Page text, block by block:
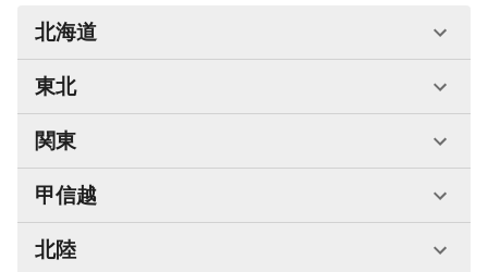
北海道
東北
関東
甲信越
北陸